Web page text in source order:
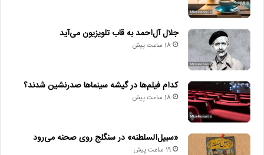
جلال آل‌احمد به قاب تلویزیون می‌آید
18 ساعت پیش
کدام فیلم‌ها در گیشه سینماها صدرنشین شدند؟
18 ساعت پیش
«سبیل‌السلطنه» در سنگلج روی صحنه می‌رود
19 ساعت پیش